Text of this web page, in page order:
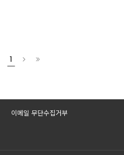
1
이메일 무단수집거부